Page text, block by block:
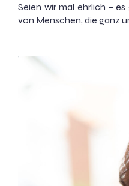
Seien wir mal ehrlich –
von Menschen, die ganz